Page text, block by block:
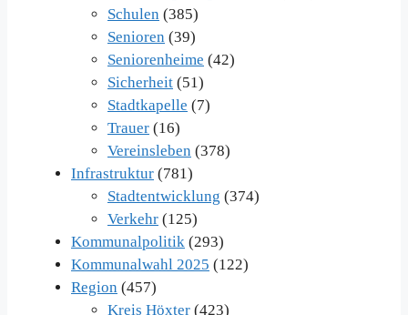
Schulen (385)
Senioren (39)
Seniorenheime (42)
Sicherheit (51)
Stadtkapelle (7)
Trauer (16)
Vereinsleben (378)
Infrastruktur (781)
Stadtentwicklung (374)
Verkehr (125)
Kommunalpolitik (293)
Kommunalwahl 2025 (122)
Region (457)
Kreis Höxter (423)